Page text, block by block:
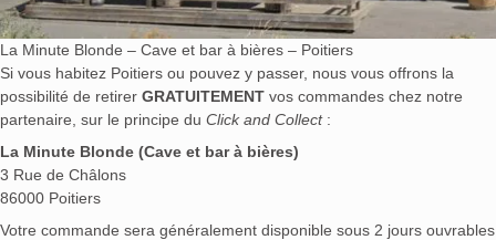
La Minute Blonde – Cave et bar à bières – Poitiers
Si vous habitez Poitiers ou pouvez y passer, nous vous offrons la
possibilité de retirer GRATUITEMENT vos commandes chez notre
partenaire, sur le principe du Click and Collect:
La Minute Blonde (Cave et bar à bières)
3 Rue de Châlons
86000 Poitiers
Votre commande sera généralement disponible sous 2 jours ouvrables